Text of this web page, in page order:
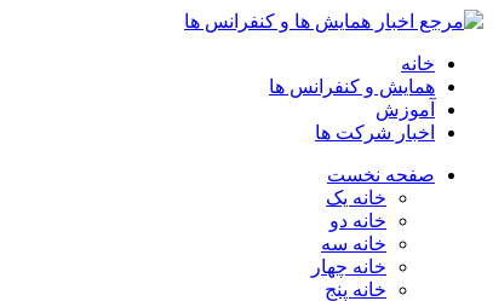
خانه
همایش و کنفرانس ها
آموزش
اخبار شرکت ها
صفحه نخست
خانه یک
خانه دو
خانه سه
خانه چهار
خانه پنج